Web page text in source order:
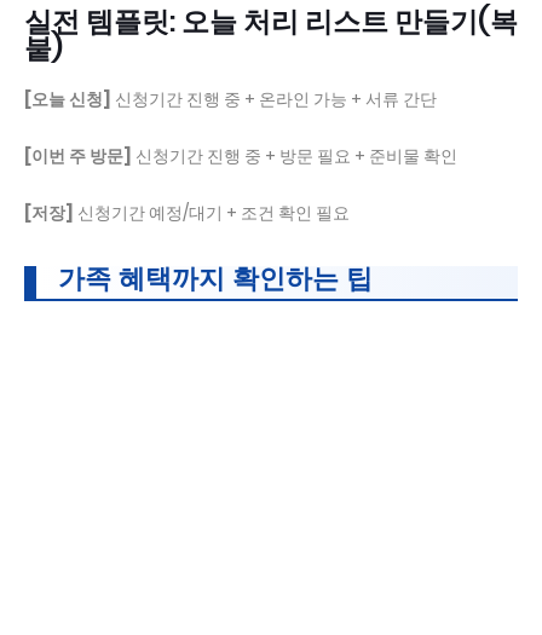
실전 템플릿: 오늘 처리 리스트 만들기(복
붙)
[오늘 신청] 신청기간 진행 중 + 온라인 가능 + 서류 간단
[이번 주 방문] 신청기간 진행 중 + 방문 필요 + 준비물 확인
[저장] 신청기간 예정/대기 + 조건 확인 필요
가족 혜택까지 확인하는 팁